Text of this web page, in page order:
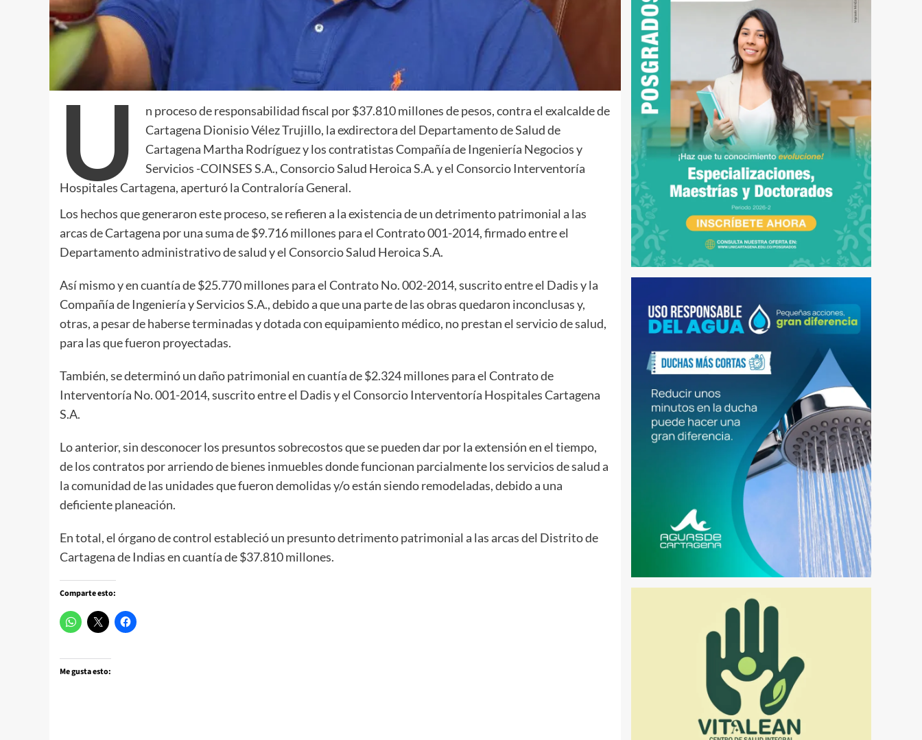
U
n proceso de responsabilidad fiscal por $37.810 millones de pesos, contra el exalcalde de
Cartagena Dionisio Vélez Trujillo, la exdirectora del Departamento de Salud de
Cartagena Martha Rodríguez y los contratistas Compañía de Ingeniería Negocios y
Servicios -COINSES S.A., Consorcio Salud Heroica S.A. y el Consorcio Interventoría
Hospitales Cartagena, aperturó la Contraloría General.
Los hechos que generaron este proceso, se refieren a la existencia de un detrimento patrimonial a las
arcas de Cartagena por una suma de $9.716 millones para el Contrato 001-2014, firmado entre el
Departamento administrativo de salud y el Consorcio Salud Heroica S.A.
Así mismo y en cuantía de $25.770 millones para el Contrato No. 002-2014, suscrito entre el Dadis y la
Compañía de Ingeniería y Servicios S.A., debido a que una parte de las obras quedaron inconclusas y,
otras, a pesar de haberse terminadas y dotada con equipamiento médico, no prestan el servicio de salud,
para las que fueron proyectadas.
También, se determinó un daño patrimonial en cuantía de $2.324 millones para el Contrato de
Interventoría No. 001-2014, suscrito entre el Dadis y el Consorcio Interventoría Hospitales Cartagena
S.A.
Lo anterior, sin desconocer los presuntos sobrecostos que se pueden dar por la extensión en el tiempo,
de los contratos por arriendo de bienes inmuebles donde funcionan parcialmente los servicios de salud a
la comunidad de las unidades que fueron demolidas y/o están siendo remodeladas, debido a una
deficiente planeación.
En total, el órgano de control estableció un presunto detrimento patrimonial a las arcas del Distrito de
Cartagena de Indias en cuantía de $37.810 millones.
Comparte esto:
Me gusta esto: